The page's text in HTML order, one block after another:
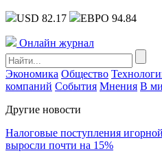
USD 82.17 ЕВРО 94.84
Онлайн журнал
Экономика Общество
компаний События Мнения В
Другие новости
Налоговые поступления
выросли почти на 15%